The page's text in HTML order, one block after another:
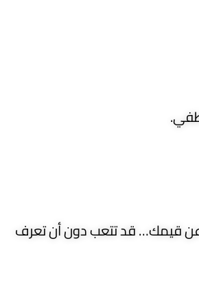
قيمك… قد تتعب دون أن تعرف